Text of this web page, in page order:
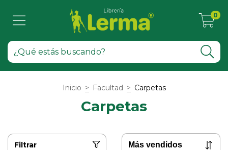
0
Inicio > Facultad > Carpetas
Carpetas
Filtrar